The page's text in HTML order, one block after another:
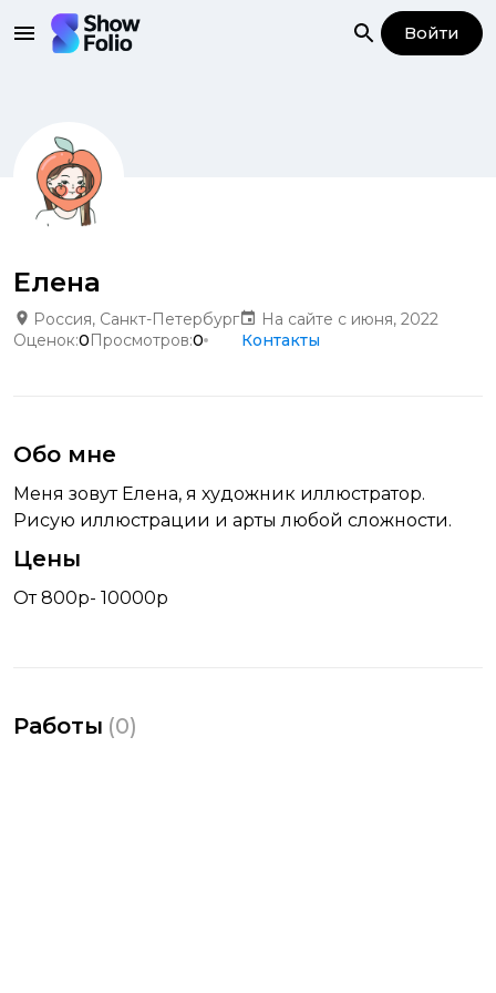
Войти
Елена
Россия, Санкт-Петербург
На сайте с июня, 2022
Оценок:0Просмотров:0 Контакты
Обо мне
Меня зовут Елена, я художник иллюстратор.
Рисую иллюстрации и арты любой сложности.
Цены
От 800р- 10000р
Работы (0)